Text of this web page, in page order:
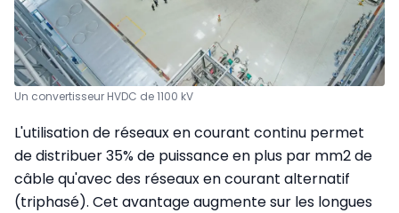
Un convertisseur HVDC de 1100 kV
L'utilisation de réseaux en courant continu permet
de distribuer 35% de puissance en plus par mm2 de
câble qu'avec des réseaux en courant alternatif
(triphasé). Cet avantage augmente sur les longues